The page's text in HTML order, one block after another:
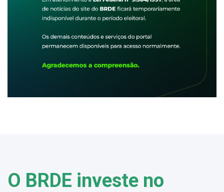
O BRDE investe no